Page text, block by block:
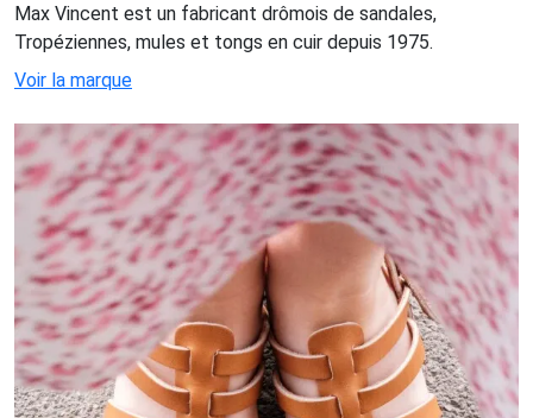
Max Vincent est un fabricant drômois de sandales,
Tropéziennes, mules et tongs en cuir depuis 1975.
Voir la marque